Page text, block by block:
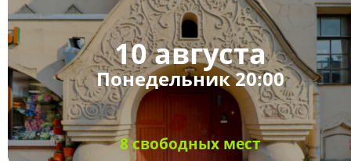
10 августа
Понедельник 20:00
8 свободных мест